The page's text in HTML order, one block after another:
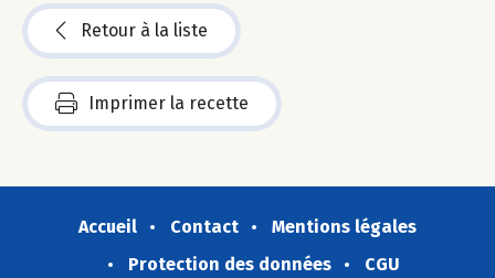
Retour à la liste
Imprimer la recette
Accueil Contact
Mentions légales
Protection des données
CGU